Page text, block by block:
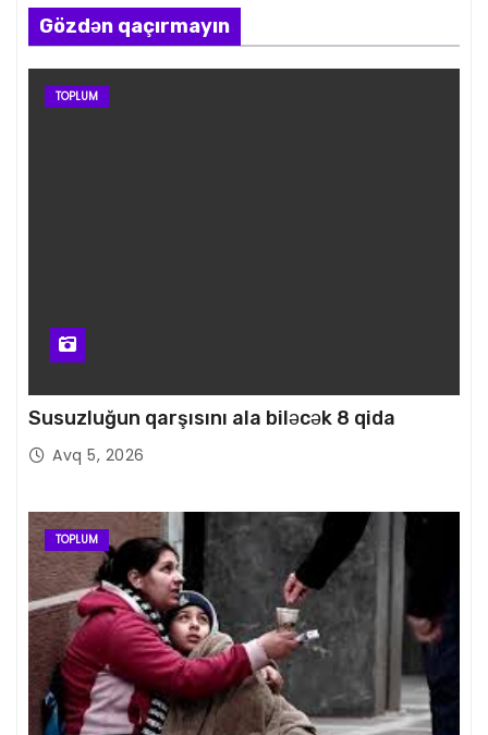
Gözdən qaçırmayın
TOPLUM
Susuzluğun qarşısını ala biləcək 8 qida
Avq 5, 2026
TOPLUM